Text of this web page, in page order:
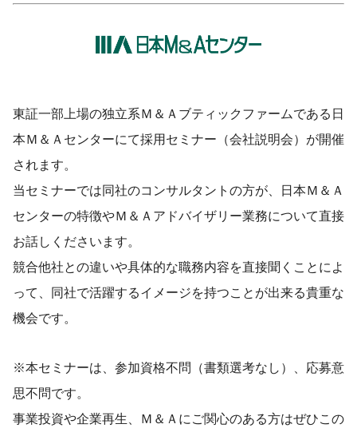
東証一部上場の独立系Ｍ＆Ａブティックファームである日
本Ｍ＆Ａセンターにて採用セミナー（会社説明会）が開催
されます。
当セミナーでは同社のコンサルタントの方が、日本Ｍ＆Ａ
センターの特徴やＭ＆Ａアドバイザリー業務について直接
お話しくださいます。
競合他社との違いや具体的な職務内容を直接聞くことによ
って、同社で活躍するイメージを持つことが出来る貴重な
機会です。
※本セミナーは、参加資格不問（書類選考なし）、応募意
思不問です。
事業投資や企業再生、Ｍ＆Ａにご関心のある方はぜひこの